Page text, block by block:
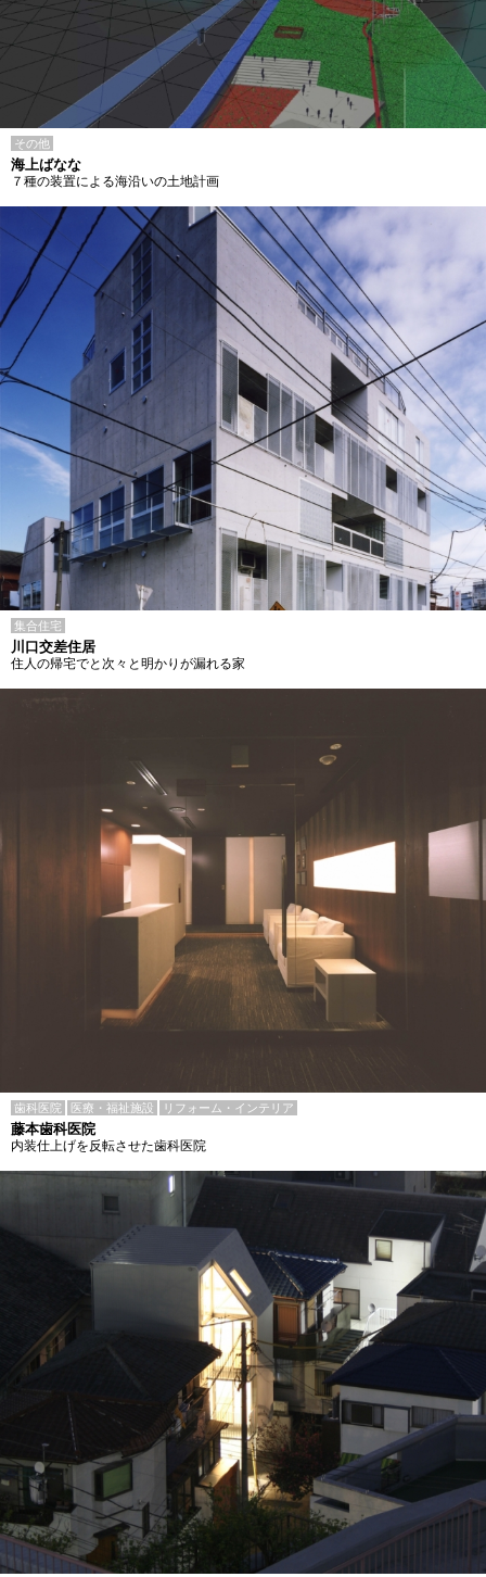
その他
海上ばなな
７種の装置による海沿いの土地計画
集合住宅
川口交差住居
住人の帰宅でと次々と明かりが漏れる家
歯科医院 医療・福祉施設 リフォーム・インテリア
藤本歯科医院
内装仕上げを反転させた歯科医院